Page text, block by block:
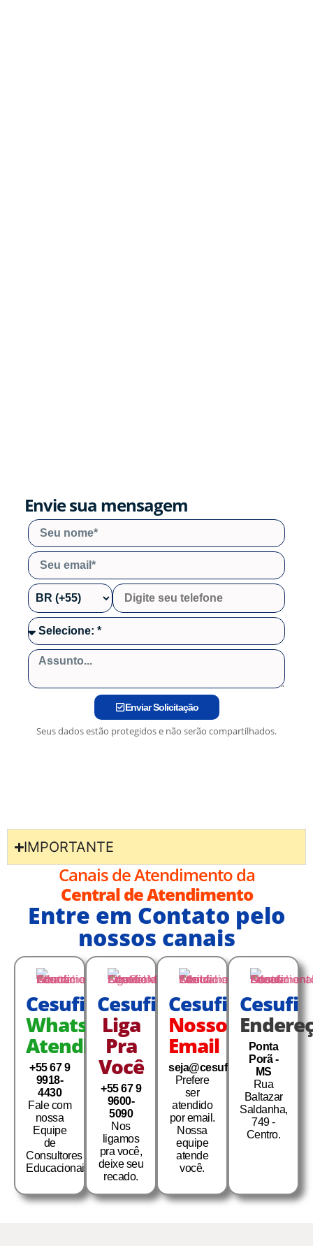
Envie sua mensagem
Enviar Solicitação
Seus dados estão protegidos e não serão compartilhados.
IMPORTANTE
Canais de Atendimento da
Central de Atendimento
Entre em Contato pelo
nossos canais
Cesufi
Whats
Atendi
+55 67 9
9918-
4430
Fale com
nossa
Equipe
de
Consultores
Educacionais
Cesufi
Liga
Pra
Você
+55 67 9
9600-
5090
Nos
ligamos
pra você,
deixe seu
recado.
Cesufi
Nosso
Email
seja@cesufi.com.br
Prefere
ser
atendido
por email.
Nossa
equipe
atende
você.
Cesufi
Ponta
Porã -
MS
Rua
Baltazar
Saldanha,
749 -
Centro.